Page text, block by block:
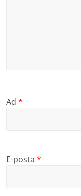
Ad*
E-posta*